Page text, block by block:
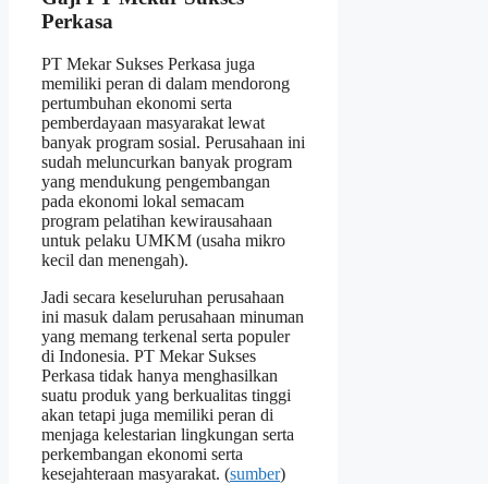
Perkasa
PT Mekar Sukses Perkasa juga
memiliki peran di dalam mendorong
pertumbuhan ekonomi serta
pemberdayaan masyarakat lewat
banyak program sosial. Perusahaan ini
sudah meluncurkan banyak program
yang mendukung pengembangan
pada ekonomi lokal semacam
program pelatihan kewirausahaan
untuk pelaku UMKM (usaha mikro
kecil dan menengah).
Jadi secara keseluruhan perusahaan
ini masuk dalam perusahaan minuman
yang memang terkenal serta populer
di Indonesia. PT Mekar Sukses
Perkasa tidak hanya menghasilkan
suatu produk yang berkualitas tinggi
akan tetapi juga memiliki peran di
menjaga kelestarian lingkungan serta
perkembangan ekonomi serta
kesejahteraan masyarakat. (sumber)